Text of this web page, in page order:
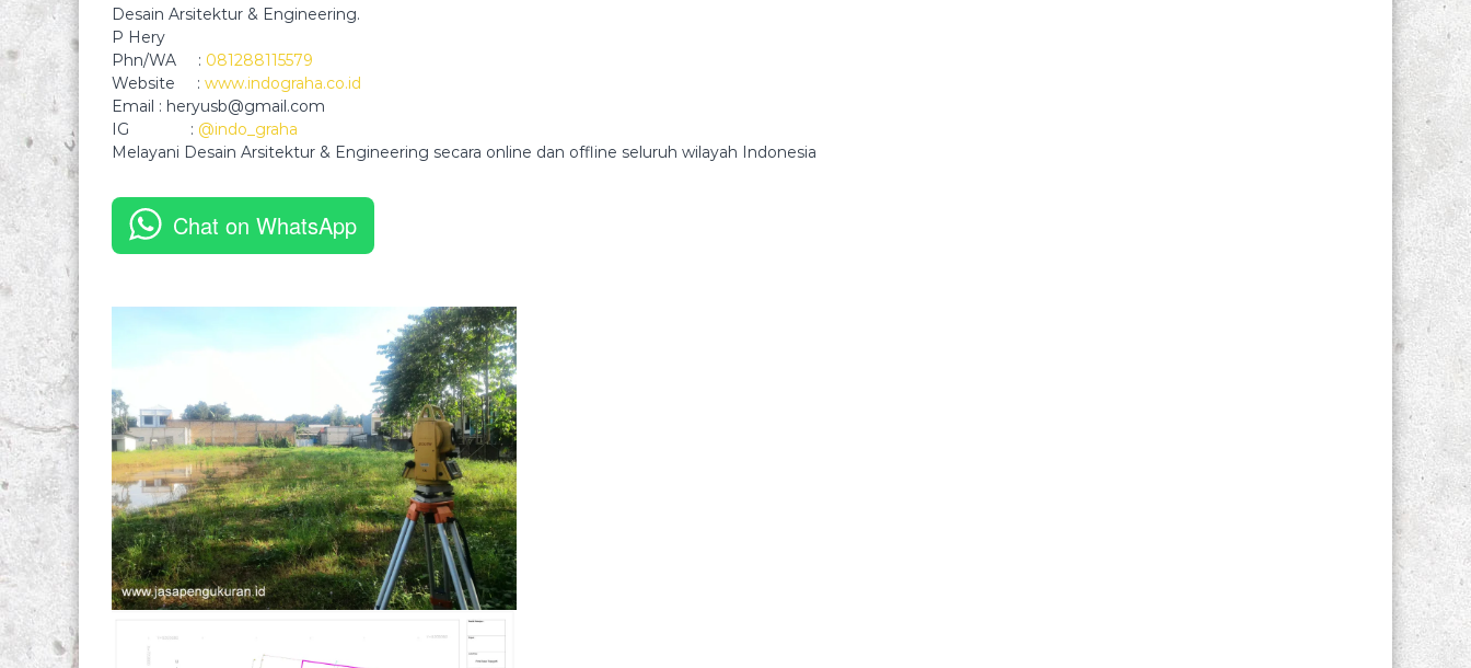
Desain Arsitektur & Engineering.
P Hery
Phn/WA : 081288115579
Website : www.indograha.co.id
Email : heryusb@gmail.com
IG : @indo_graha
Melayani Desain Arsitektur & Engineering secara online dan offline seluruh wilayah Indonesia
Chat on WhatsApp